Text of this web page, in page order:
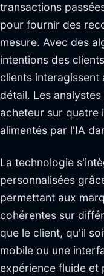
transactions
pour fournir des
mesure. Avec des
intentions des
clients interagissent
détail. Les
acheteur sur quatre
alimentés par l'IA
La technologie
personnalisées
permettant aux
cohérentes sur
que le client, qu'il
mobile ou une
expérience fluide et